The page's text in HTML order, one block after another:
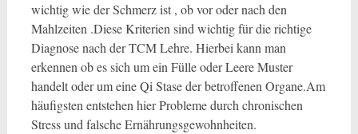
wichtig wie der Schmerz ist , ob vor oder nach den
Mahlzeiten .Diese Kriterien sind wichtig für die richtige
Diagnose nach der TCM Lehre. Hierbei kann man
erkennen ob es sich um ein Fülle oder Leere Muster
handelt oder um eine Qi Stase der betroffenen Organe.Am
häufigsten entstehen hier Probleme durch chronischen
Stress und falsche Ernährungsgewohnheiten.